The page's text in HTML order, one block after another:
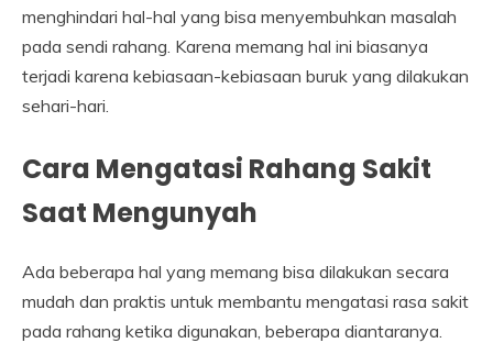
menghindari hal-hal yang bisa menyembuhkan masalah
pada sendi rahang. Karena memang hal ini biasanya
terjadi karena kebiasaan-kebiasaan buruk yang dilakukan
sehari-hari.
Cara Mengatasi Rahang Sakit
Saat Mengunyah
Ada beberapa hal yang memang bisa dilakukan secara
mudah dan praktis untuk membantu mengatasi rasa sakit
pada rahang ketika digunakan, beberapa diantaranya.